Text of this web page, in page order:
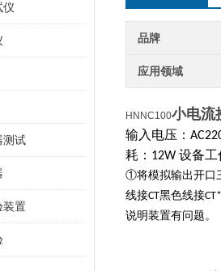
仪
测试
装置
品牌
应用领域
HNNC100小电流
输入电压：
耗： 12W 设备工
①将模拟输出开口
线接CT黑色线接
说明装置有问题。